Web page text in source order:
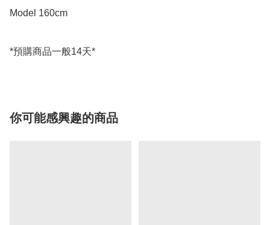
Model 160cm
你可能感興趣的商品